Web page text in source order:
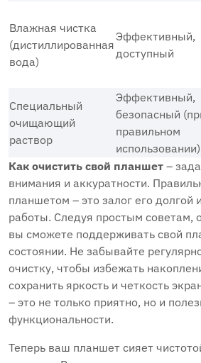
Влажная чистка
(дистиллированная
вода)
Эффективный,
доступный
Специальный
очищающий
раствор
Эффективный,
безопасный
правильном
использовании)
Как очистить свой планшет –
внимания и аккуратности.
планшетом – это залог его долгой
работы. Следуя простым
вы сможете поддерживать свой
состоянии. Не забывайте
очистку, чтобы избежать
сохранить яркость и четкость
– это не только приятно, но и
функциональности.
Теперь ваш планшет сияет